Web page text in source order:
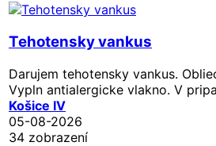
Tehotensky vankus
Darujem tehotensky vankus.
Vypln antialergicke vlakno. V
Košice IV
05-08-2026
34 zobrazení